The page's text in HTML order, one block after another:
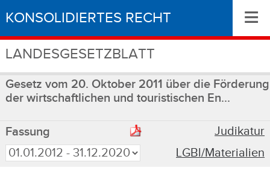
KONSOLIDIERTES RECHT
LANDESGESETZBLATT
≡
Gesetz vom 20. Oktober 2011 über die Förderung
der wirtschaftlichen und touristischen En...
Fassung
Judikatur
LGBl/Materialien